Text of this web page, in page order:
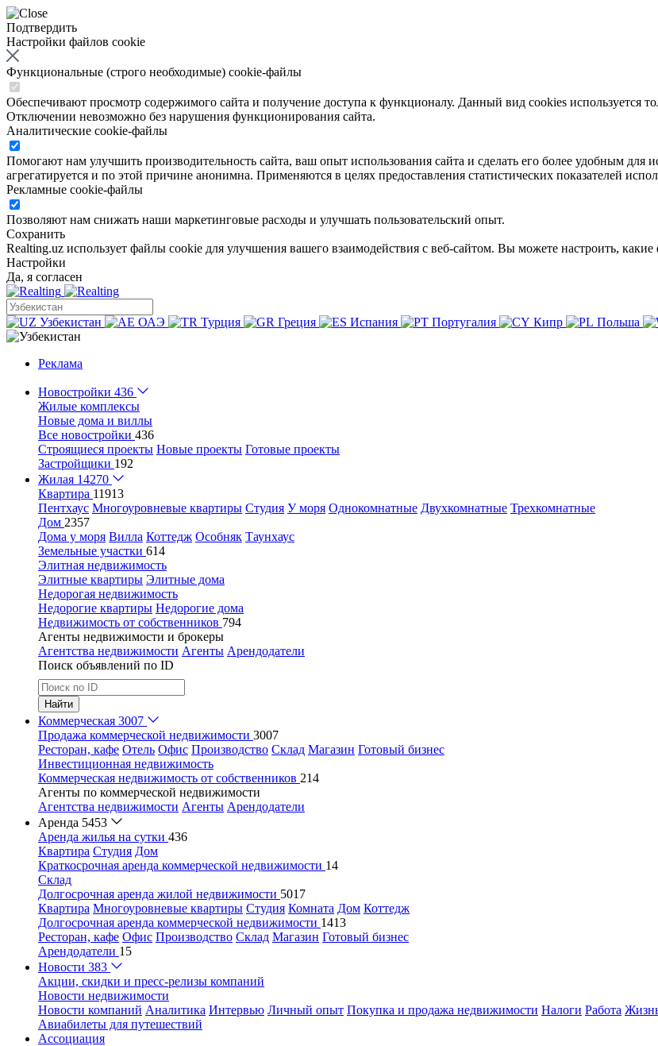
Подтвердить
Настройки файлов cookie
Функциональные (строго необходимые) cookie-файлы
Обеспечивают просмотр содержимого сайта и получение доступа к функционалу. Данный вид cookies используется
Отключении невозможно без нарушения функционирования сайта.
Аналитические cookie-файлы
Помогают нам улучшить производительность сайта, ваш опыт использования сайта и сделать его более удобным
агрегатируется и по этой причине анонимна. Применяются в целях предоставления статистических показателей
Рекламные cookie-файлы
Позволяют нам снижать наши маркетинговые расходы и улучшать пользовательский опыт.
Сохранить
Realting.uz использует файлы cookie для улучшения вашего взаимодействия с веб-сайтом. Вы можете настроить,
Настройки
Да, я согласен
Узбекистан ОАЭ Турция Греция Испания Португалия Кипр Польша
Реклама
Новостройки 436
Жилые комплексы
Новые дома и виллы
Все новостройки 436
Строящиеся проекты Новые проекты Готовые проекты
Застройщики 192
Жилая 14270
Квартира 11913
Пентхаус Многоуровневые квартиры Студия У моря Однокомнатные Двухкомнатные Трехкомнатные
Дом 2357
Дома у моря Вилла Коттедж Особняк Таунхаус
Земельные участки 614
Элитная недвижимость
Элитные квартиры Элитные дома
Недорогая недвижимость
Недорогие квартиры Недорогие дома
Недвижимость от собственников 794
Агенты недвижимости и брокеры
Агентства недвижимости Агенты Арендодатели
Поиск объявлений по ID
Найти
Коммерческая 3007
Продажа коммерческой недвижимости 3007
Ресторан, кафе Отель Офис Производство Склад Магазин Готовый бизнес
Инвестиционная недвижимость
Коммерческая недвижимость от собственников 214
Агенты по коммерческой недвижимости
Агентства недвижимости Агенты Арендодатели
Аренда 5453
Аренда жилья на сутки 436
Квартира Студия Дом
Краткосрочная аренда коммерческой недвижимости 14
Склад
Долгосрочная аренда жилой недвижимости 5017
Квартира Многоуровневые квартиры Студия Комната Дом Коттедж
Долгосрочная аренда коммерческой недвижимости 1413
Ресторан, кафе Офис Производство Склад Магазин Готовый бизнес
Арендодатели 15
Новости 383
Акции, скидки и пресс-релизы компаний
Новости недвижимости
Новости компаний Аналитика Интервью Личный опыт Покупка и продажа недвижимости Налоги Работа
Авиабилеты для путешествий
Ассоциация